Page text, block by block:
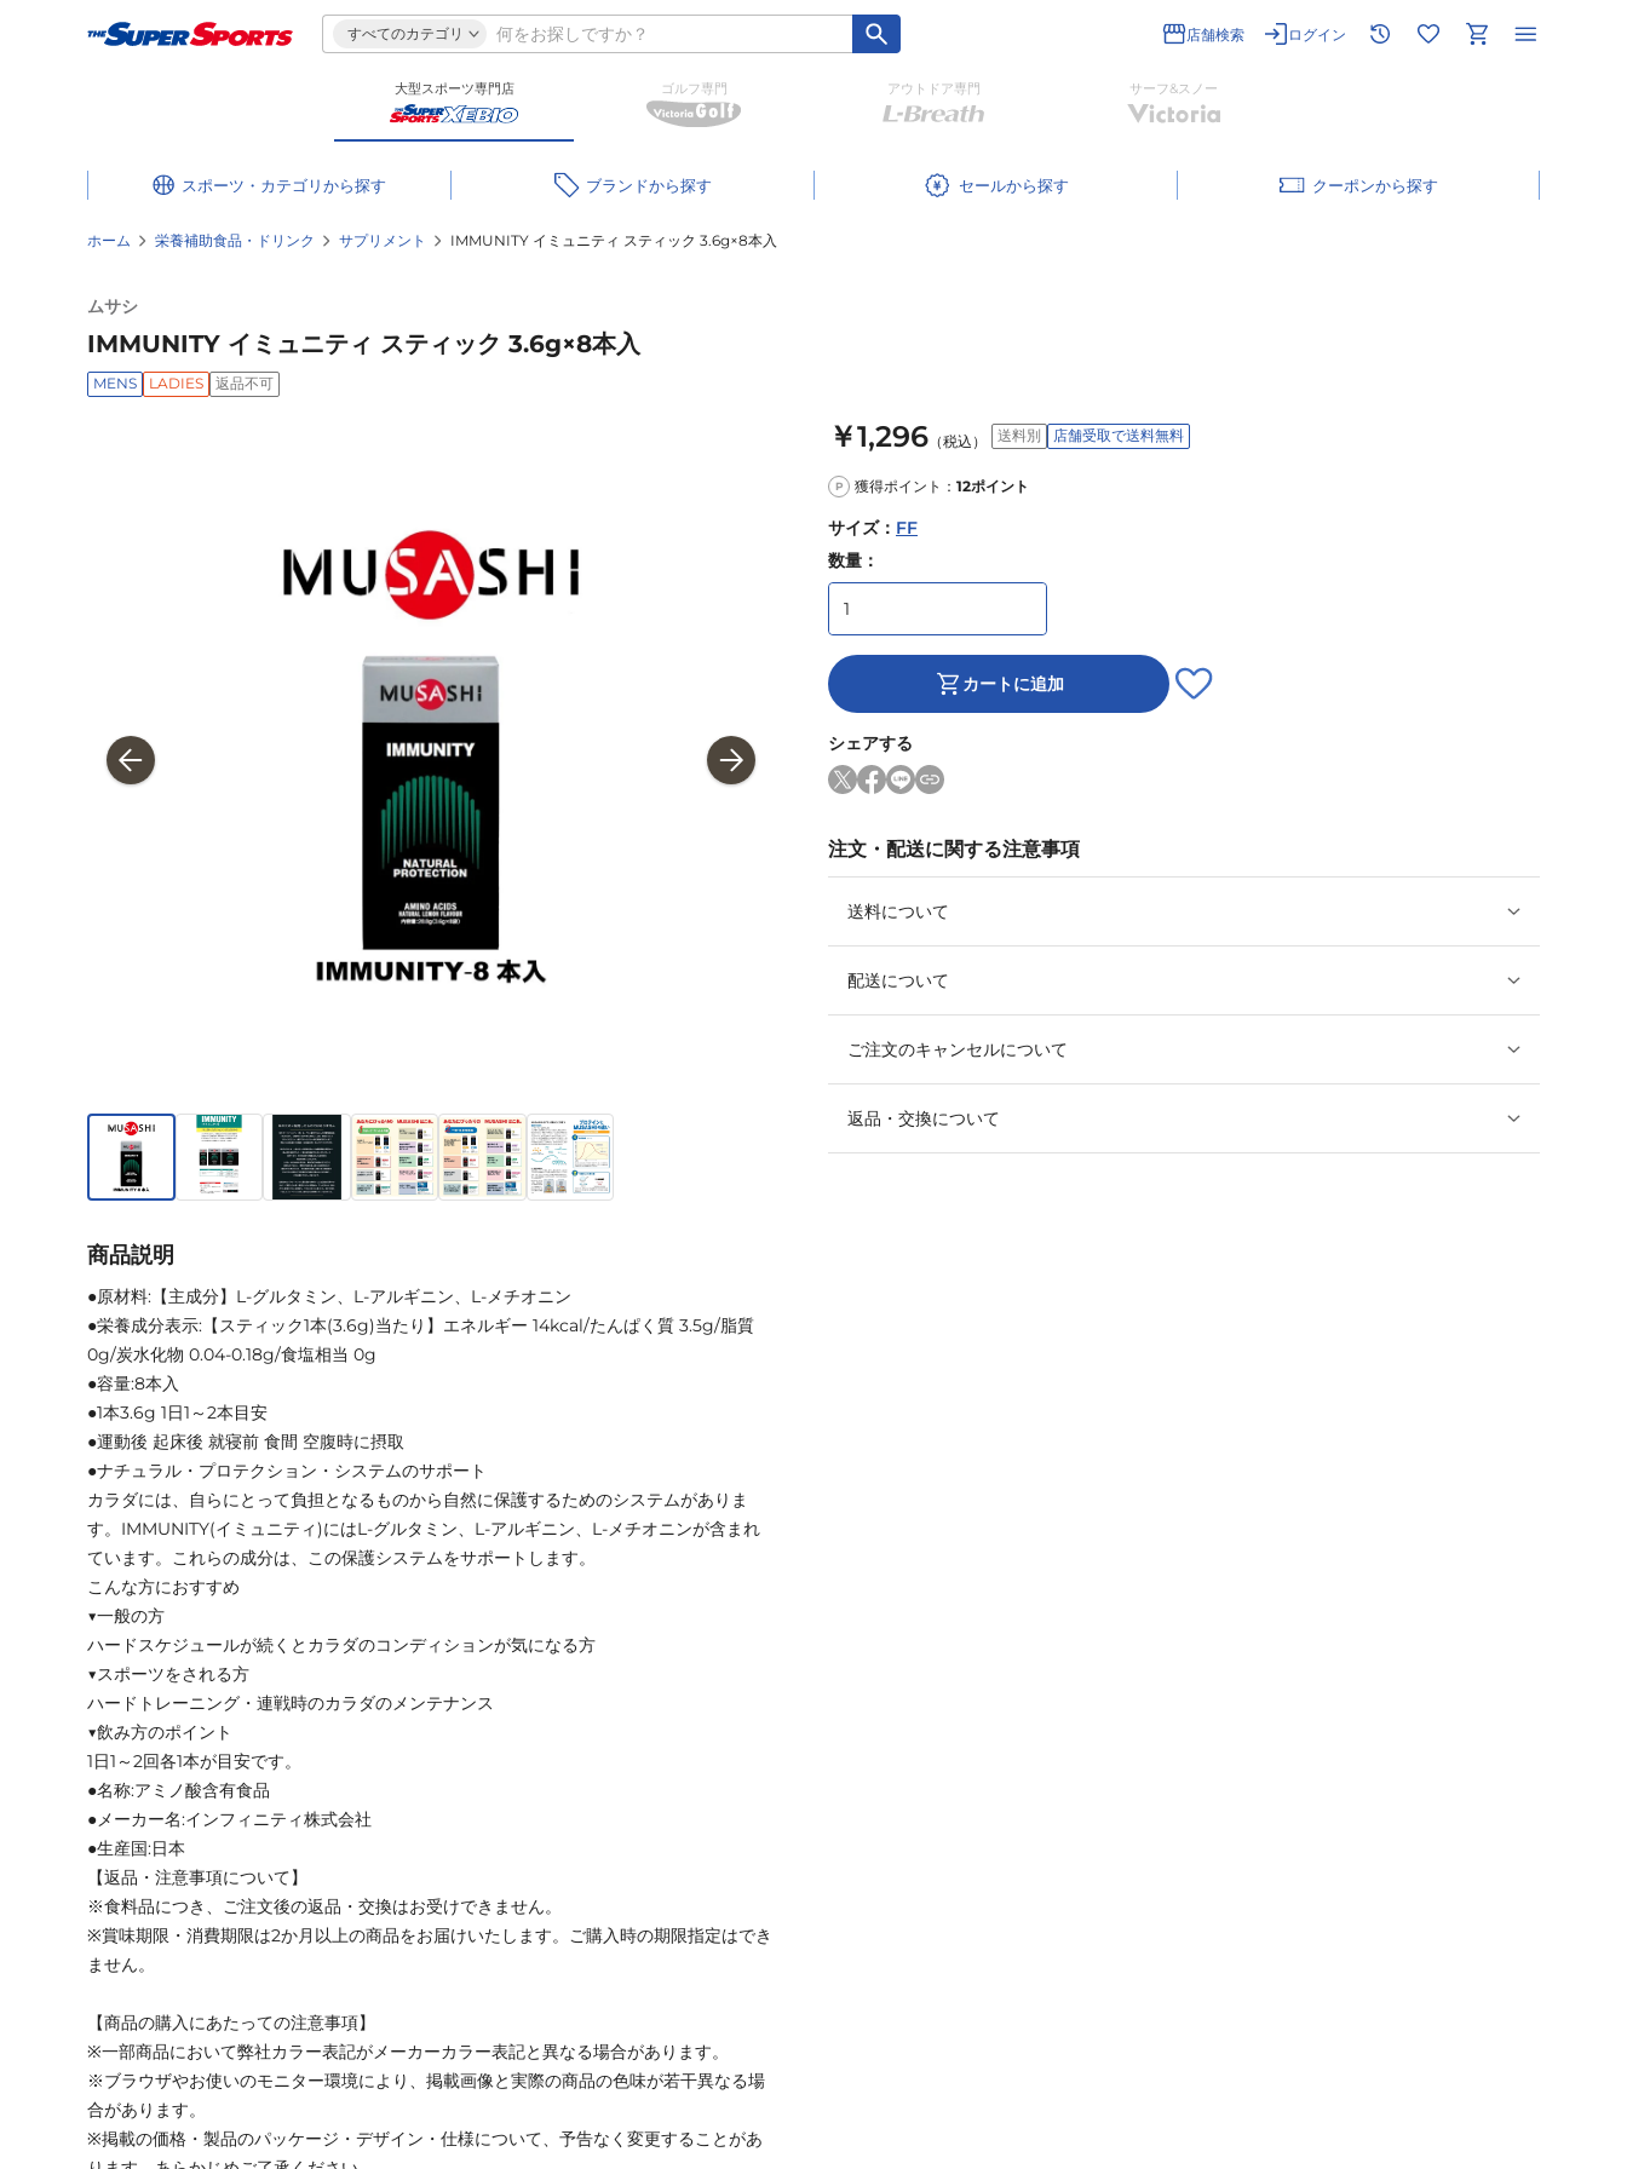
すべてのカテゴリ 店舗検索 ログイン
大型スポーツ専門店 ゴルフ専門 アウトドア専門 サーフ&スノー
スポーツ・カテゴリ ブランド セール クーポン
ホーム 栄養補助食品・ドリンク サプリメント IMMUNITY イミュニティ スティック 3.6g×8本入
ムサシ
IMMUNITY イミュニティ スティック 3.6g×8本入
MENS LADIES 返品不可
￥1,296 （税込） 送料別 店舗受取で送料無料
P 獲得ポイント： 12ポイント
サイズ： FF
数量：
カートに追加
シェアする
注文・配送に関する注意事項
送料について
配送について
ご注文のキャンセルについて
返品・交換について
商品説明
●原材料:【主成分】L-グルタミン、L-アルギニン、L-メチオニン
●栄養成分表示:【スティック1本(3.6g)当たり】エネルギー 14kcal/たんぱく質 3.5g/脂質
0g/炭水化物 0.04-0.18g/食塩相当 0g
●容量:8本入
●1本3.6g 1日1～2本目安
●運動後 起床後 就寝前 食間 空腹時に摂取
●ナチュラル・プロテクション・システムのサポート
カラダには、自らにとって負担となるものから自然に保護するためのシステムがありま
す。IMMUNITY(イミュニティ)にはL-グルタミン、L-アルギニン、L-メチオニンが含まれ
ています。これらの成分は、この保護システムをサポートします。
こんな方におすすめ
▼一般の方
ハードスケジュールが続くとカラダのコンディションが気になる方
▼スポーツをされる方
ハードトレーニング・連戦時のカラダのメンテナンス
▼飲み方のポイント
1日1～2回各1本が目安です。
●名称:アミノ酸含有食品
●メーカー名:インフィニティ株式会社
●生産国:日本
【返品・注意事項について】
※食料品につき、ご注文後の返品・交換はお受けできません。
※賞味期限・消費期限は2か月以上の商品をお届けいたします。ご購入時の期限指定はでき
ません。
【商品の購入にあたっての注意事項】
※一部商品において弊社カラー表記がメーカーカラー表記と異なる場合があります。
※ブラウザやお使いのモニター環境により、掲載画像と実際の商品の色味が若干異なる場
合があります。
※掲載の価格・製品のパッケージ・デザイン・仕様について、予告なく変更することがあ